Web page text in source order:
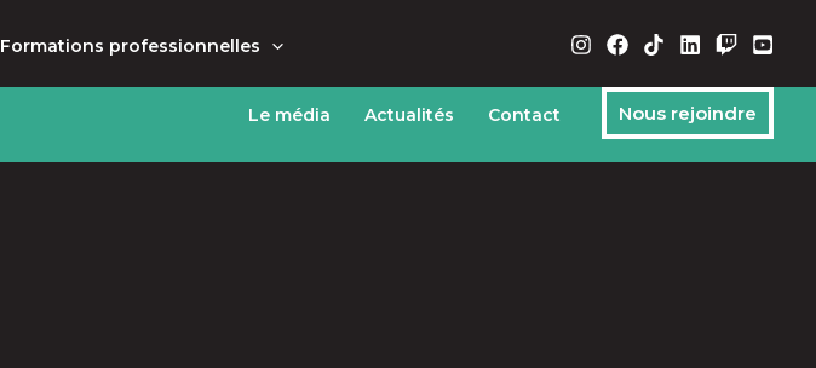
Formations professionnelles
Le média Actualités Contact Nous rejoindre